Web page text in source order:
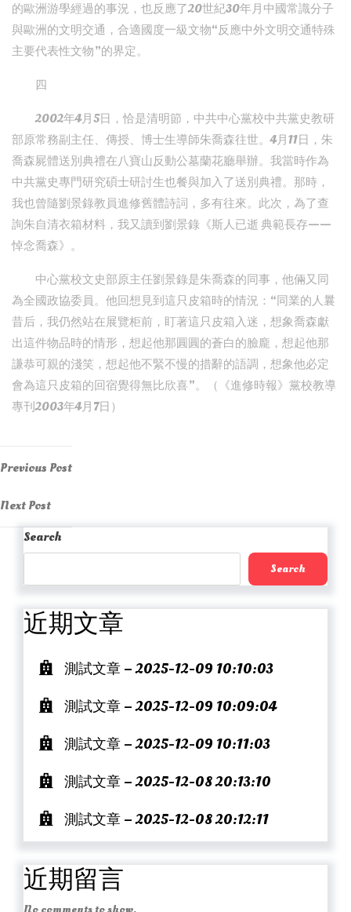
的歐洲游學經過的事況，也反應了20世紀30年月中國常識分子
與歐洲的文明交通，合適國度一級文物“反應中外文明交通特殊
主要代表性文物”的界定。
四
2002年4月5日，恰是清明節，中共中心黨校中共黨史教研
部原常務副主任、傳授、博士生導師朱喬森往世。4月11日，朱
喬森屍體送別典禮在八寶山反動公墓蘭花廳舉辦。我當時作為
中共黨史專門研究碩士研討生也餐與加入了送別典禮。那時，
我也曾隨劉景錄教員進修舊體詩詞，多有往來。此次，為了查
詢朱自清衣箱材料，我又讀到劉景錄《斯人已逝 典範長存——
悼念喬森》。
中心黨校文史部原主任劉景錄是朱喬森的同事，他倆又同
為全國政協委員。他回想見到這只皮箱時的情況：“同業的人曩
昔后，我仍然站在展覽柜前，盯著這只皮箱入迷，想象喬森獻
出這件物品時的情形，想起他那圓圓的蒼白的臉龐，想起他那
謙恭可親的淺笑，想起他不緊不慢的措辭的語調，想象他必定
會為這只皮箱的回宿覺得無比欣喜”。（《進修時報》黨校教導
專刊2003年4月7日）
Post
navigation
Previous
Previous Post
Next
Post
Next Post
Search
Search
近期文章
測試文章 – 2025-12-09 10:10:03
測試文章 – 2025-12-09 10:09:04
測試文章 – 2025-12-09 10:11:03
測試文章 – 2025-12-08 20:13:10
測試文章 – 2025-12-08 20:12:11
近期留言